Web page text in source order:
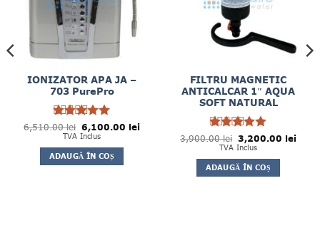
IONIZATOR APA JA –
703 PurePro
Evaluat la
din 5
6,510.00lei Prețul
inițial
fost:
6,510.00 lei.
6,100.00 leiPrețul
TVA Inclus
ADAUGĂ ÎN COȘ
FILTRU MAGNETIC
ANTICALCAR 1″ AQUA
SOFT NATURAL
Evaluat la
din 5
3,900.00lei Prețul
inițial
fost:
3,900.00 lei.
3,200.00 leiPrețul
TVA Inclus
ADAUGĂ ÎN COȘ